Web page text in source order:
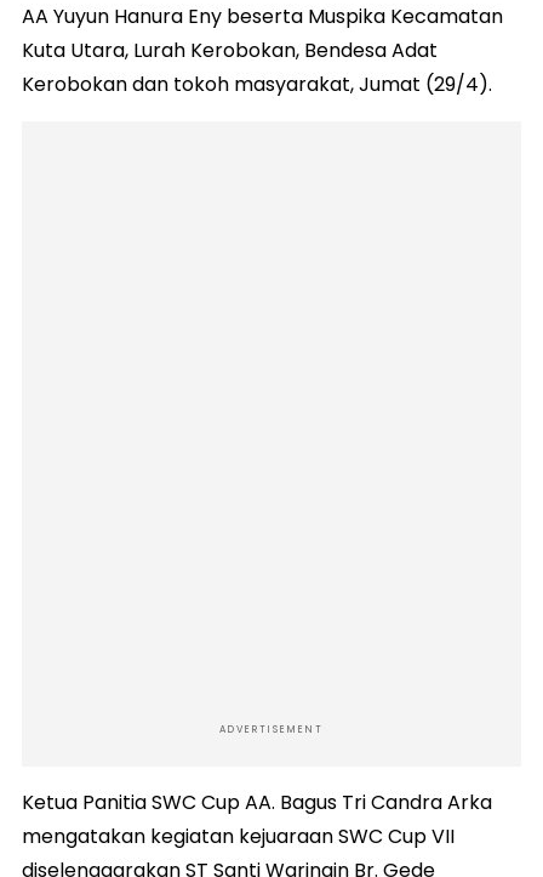
AA Yuyun Hanura Eny beserta Muspika Kecamatan
Kuta Utara, Lurah Kerobokan, Bendesa Adat
Kerobokan dan tokoh masyarakat, Jumat (29/4).
ADVERTISEMENT
Ketua Panitia SWC Cup AA. Bagus Tri Candra Arka
mengatakan kegiatan kejuaraan SWC Cup VII
diselenggarakan ST Santi Waringin Br. Gede